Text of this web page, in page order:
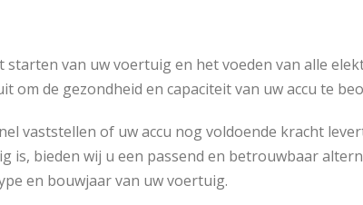
van uw voertuig en het voeden van alle
om de gezondheid en capaciteit van uw accu te
vaststellen of uw accu nog voldoende kracht
is, bieden wij u een passend en betrouwbaar
en bouwjaar van uw voertuig.